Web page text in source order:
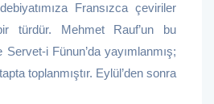
Fransızca çeviriler
türdür. Mehmet Rauf’un bu
i Fünun’da yayımlanmış;
toplanmıştır. Eylül’den sonra